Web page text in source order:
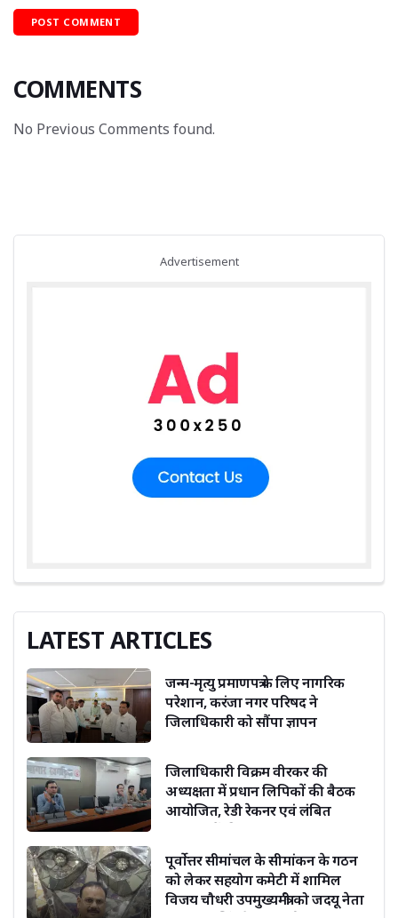
COMMENTS
No Previous Comments found.
Advertisement
LATEST ARTICLES
जन्म-मृत्यु प्रमाणपत्र के लिए नागरिक
परेशान, करंजा नगर परिषद ने
जिलाधिकारी को सौंपा ज्ञापन
जिलाधिकारी विक्रम वीरकर की
अध्यक्षता में प्रधान लिपिकों की बैठक
आयोजित, रेडी रेकनर एवं लंबित
पूर्वोत्तर सीमांचल के सीमांकन के गठन
को लेकर सहयोग कमेटी में शामिल
विजय चौधरी उपमुख्यमंत्री को जदयू नेता